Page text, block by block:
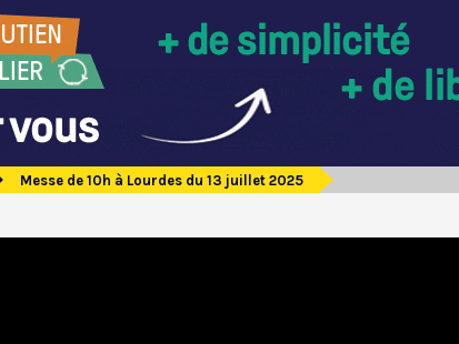
Messe de 10h à Lourdes du 13 juillet 2025